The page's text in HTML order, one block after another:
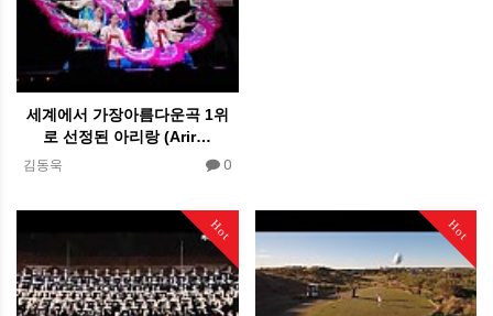
세계에서 가장아름다운곡 1위
로 선정된 아리랑 (Arir…
김동욱 0
Hot Hot